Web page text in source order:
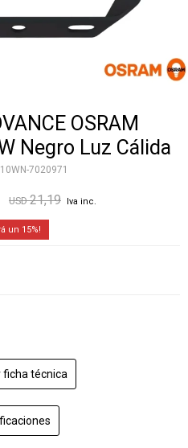
OSRAM
Negro Luz Cálida
7020971
USD 21,19
15
ficha técnica